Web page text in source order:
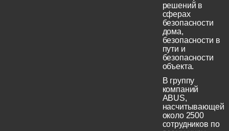
решений в
сферах
безопасности
дома,
безопасности в
пути и
безопасности
объекта.
В группу
компаний
ABUS,
насчитывающей
около 2500
сотрудников по